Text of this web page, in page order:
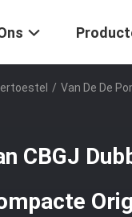
/ Van De De
CBGJ